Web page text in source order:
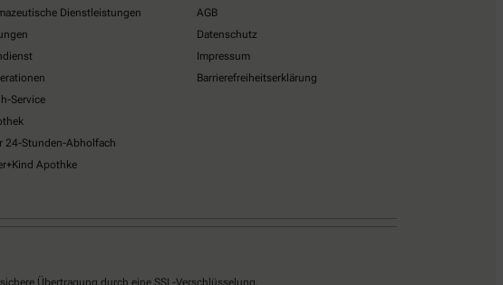
Dienstleistungen
Service
24-Stunden-Abholfach
Apothke
AGB
Datenschutz
Impressum
Barrierefreiheitserklärung
Übertragung durch eine SSL-Verschlüsselung.